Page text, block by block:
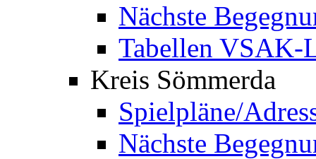
Nächste
Tabellen VSAK-
Kreis Sömmerda
Spielpläne/
Nächste